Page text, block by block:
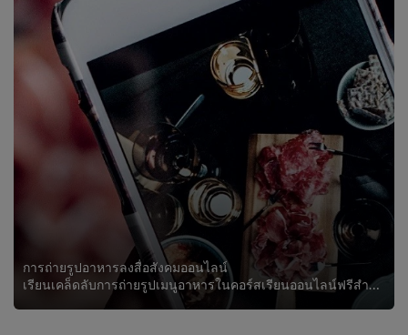
การถ่ายรูปอาหารลงสื่อสังคมออนไลน์
เรียนเคล็ดลับการถ่ายรูปเมนูอาหารในคอร์สเรียนออนไลน์ฟรีสำหรับเชฟ ตั้งแต่การจัดแสงสำหรับถ่ายภาพอาหารไปจนถึงการจัดจานอาหารเพื่อถ่า...